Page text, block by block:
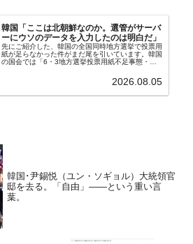
韓国「ここは北朝鮮なのか。選管がサーバ
ーにウソのデータを入力したのは明白だ」
先にご紹介した、韓国の全国同時地方選挙で投票用
紙が足らなかった件がまだ尾を引いています。韓国
の国会では「6・3地方選挙投票用紙不足事態・国
す。『国民の力』の朱晋佑（チュ・ジヌ）議員はそ
2026.08.05
韓国･尹錫悦（ユン・ソギョル）大統領官
邸を去る。「自由」――という重い言
葉。